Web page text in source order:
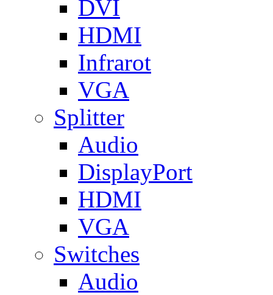
DVI
HDMI
Infrarot
VGA
Splitter
Audio
DisplayPort
HDMI
VGA
Switches
Audio